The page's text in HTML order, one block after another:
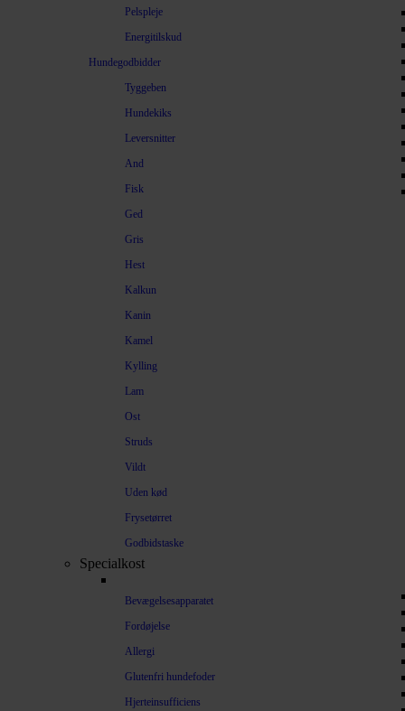
Pelspleje
Energitilskud
Hundegodbidder
Tyggeben
Hundekiks
Leversnitter
And
Fisk
Ged
Gris
Hest
Kalkun
Kanin
Kamel
Kylling
Lam
Ost
Struds
Vildt
Uden kød
Frysetørret
Godbidstaske
Specialkost
Bevægelsesapparatet
Fordøjelse
Allergi
Glutenfri hundefoder
Hjerteinsufficiens